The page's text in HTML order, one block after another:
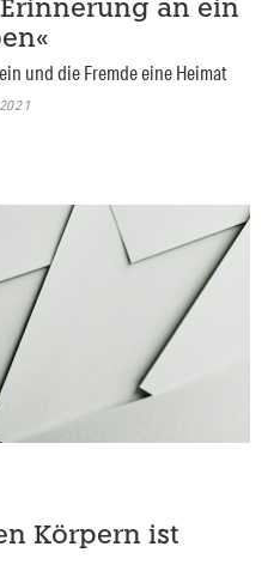
an ein
und die Fremde eine Heimat
Körpern ist